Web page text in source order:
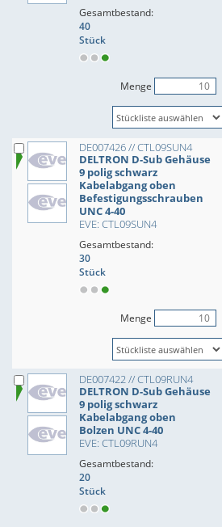
Gesamtbestand:
40
Stück
Menge
DE007426 // CTL09SUN4
DELTRON D-Sub Gehäuse
9 polig schwarz
Kabelabgang oben
Befestigungsschrauben
UNC 4-40
EVE: CTL09SUN4
Gesamtbestand:
30
Stück
Menge
DE007422 // CTL09RUN4
DELTRON D-Sub Gehäuse
9 polig schwarz
Kabelabgang oben
Bolzen UNC 4-40
EVE: CTL09RUN4
Gesamtbestand:
20
Stück